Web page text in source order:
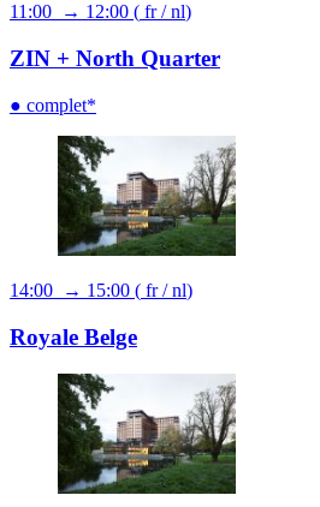
11:00 → 12:00 ( fr/nl)
ZIN + North Quarter
● complet*
14:00 → 15:00 ( fr/nl)
Royale Belge